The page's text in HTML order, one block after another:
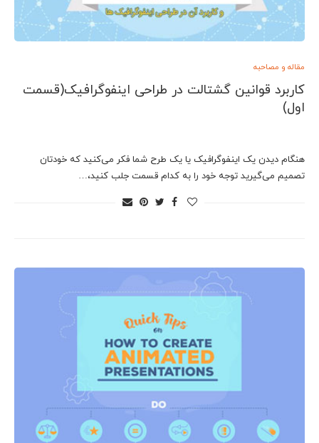
مقاله و مصاحبه
کاربرد قوانین گشتالت در طراحی اینفوگرافیک(قسمت
اول)
هنگام دیدن یک اینفوگرافیک یا یک طرح شما فکر می‌کنید که خودتان
تصمیم می‌گیرید توجه خود را به کدام قسمت جلب کنید،…